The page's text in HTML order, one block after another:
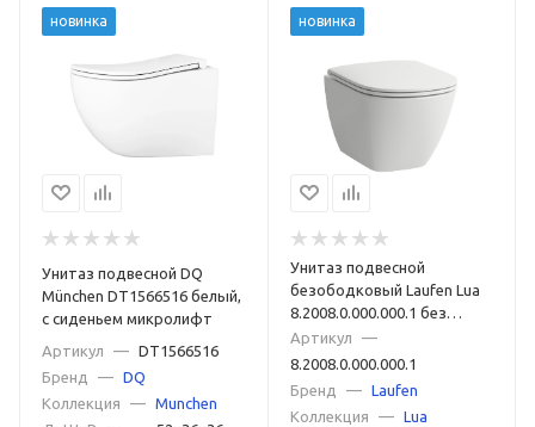
новинка
Унитаз подвесной DQ
München DT1566516 белый,
с сиденьем микролифт
Артикул
— DT1566516
Бренд
— DQ
Коллекция
— Munchen
новинка
Унитаз подвесной
безободковый Laufen Lua
8.2008.0.000.000.1 без
сиденья
Артикул
—
8.2008.0.000.000.1
Бренд
—
Laufen
Коллекция
—
Lua